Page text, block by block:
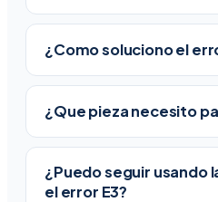
¿Como soluciono el
¿Que pieza necesito
¿Puedo seguir usando
el error E3?